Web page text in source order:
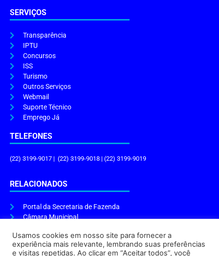
SERVIÇOS
Transparência
IPTU
Concursos
ISS
Turismo
Outros Serviços
Webmail
Suporte Técnico
Emprego Já
TELEFONES
(22) 3199-9017 | (22) 3199-9018 | (22) 3199-9019
RELACIONADOS
Portal da Secretaria de Fazenda
Câmara Municipal
ENDEREÇO E HORÁRIO
Usamos cookies em nosso site para fornecer a
experiência mais relevante, lembrando suas preferências
e visitas repetidas. Ao clicar em “Aceitar todos”, você